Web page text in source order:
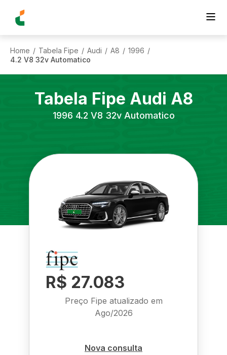
Home / Tabela Fipe / Audi / A8 / 1996 /
4.2 V8 32v Automatico
Tabela Fipe Audi A8
1996 4.2 V8 32v Automatico
R$ 27.083
Preço Fipe atualizado em
Ago/2026
Nova consulta